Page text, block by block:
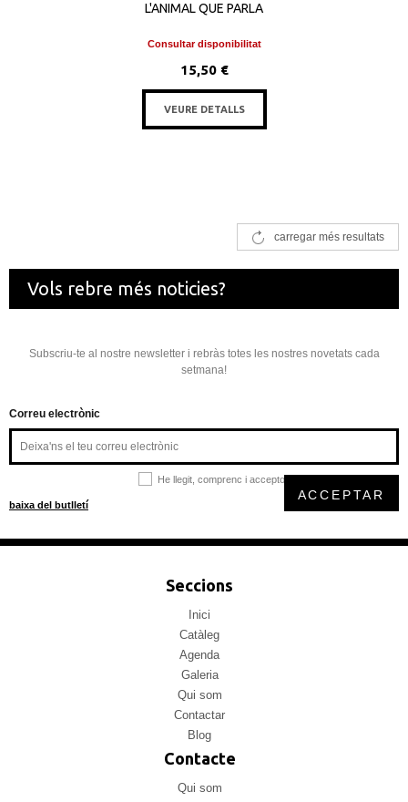
L'ANIMAL QUE PARLA
Consultar disponibilitat
15,50 €
VEURE DETALLS
carregar més resultats
Vols rebre més noticies?
Subscriu-te al nostre newsletter i rebràs totes les nostres novetats cada
setmana!
Correu electrònic
He llegit, comprenc i accepto la
baixa del butlletí
ACCEPTAR
Seccions
Inici
Catàleg
Agenda
Galeria
Qui som
Contactar
Blog
Contacte
Qui som